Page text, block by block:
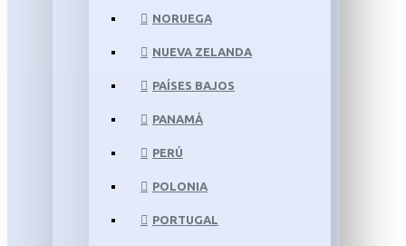
NORUEGA
NUEVA ZELANDA
PAÍSES BAJOS
PANAMÁ
PERÚ
POLONIA
PORTUGAL